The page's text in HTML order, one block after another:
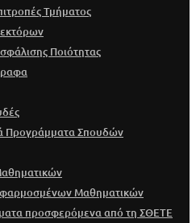
Τμήματος
Ποιότητας
Προγράμματα Σπουδών
Μαθηματικών
προσφερόμενα από τη ΣΘΕΤΕ